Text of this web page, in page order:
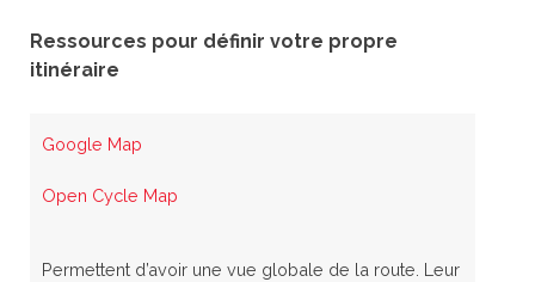
Ressources pour définir votre propre
itinéraire
Google Map
Open Cycle Map
Permettent d’avoir une vue globale de la route. Leur